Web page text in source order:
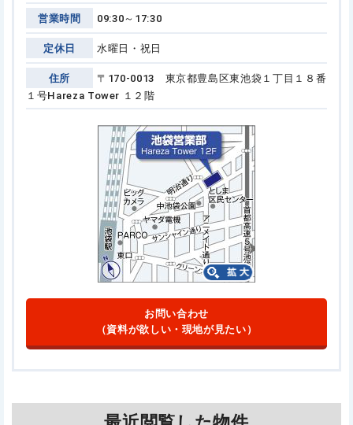
営業時間 09:30～17:30
定休日 水曜日・祝日
住所
〒170-0013 東京都豊島区東池袋１丁目１８番
１号Hareza Tower １２階
お問い合わせ
（資料が欲しい・現地が見たい）